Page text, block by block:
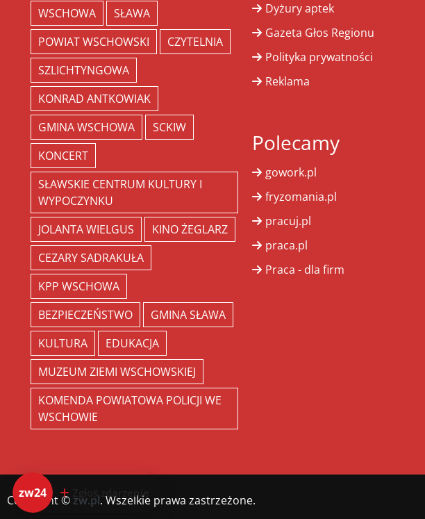
WSCHOWA
SŁAWA
POWIAT WSCHOWSKI
CZYTELNIA
SZLICHTYNGOWA
KONRAD ANTKOWIAK
GMINA WSCHOWA
SCKIW
KONCERT
SŁAWSKIE CENTRUM KULTURY I
WYPOCZYNKU
JOLANTA WIELGUS
KINO ŻEGLARZ
CEZARY SADRAKUŁA
KPP WSCHOWA
BEZPIECZEŃSTWO
GMINA SŁAWA
KULTURA
EDUKACJA
MUZEUM ZIEMI WSCHOWSKIEJ
KOMENDA POWIATOWA POLICJI WE
WSCHOWIE
Dyżury aptek
Gazeta Głos Regionu
Polityka prywatności
Reklama
Polecamy
gowork.pl
fryzomania.pl
pracuj.pl
praca.pl
Praca - dla firm
Copyright © zw.pl. Wszelkie prawa zastrzeżone.
zw24 Zgłoś zdarzenie